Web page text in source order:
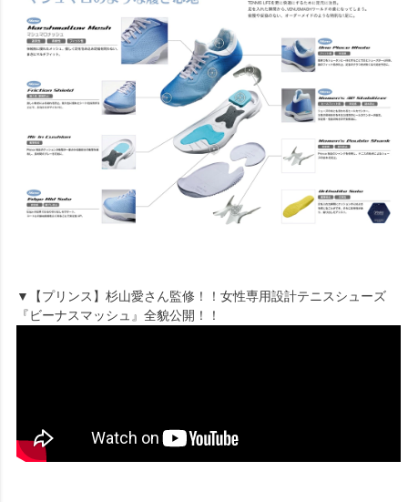
▼【プリンス】杉山愛さん監修！！女性専用設計テニスシューズ
『ビーナスマッシュ』全貌公開！！